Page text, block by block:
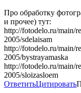
Про обработку
и прочее) тут:
http://fotodelo.ru/main/
2005/sdelaisam
http://fotodelo.ru/main/
2005/bystrayamaska
http://fotodelo.ru/main/
2005/sloizasloem
ОтветитьЦитировать